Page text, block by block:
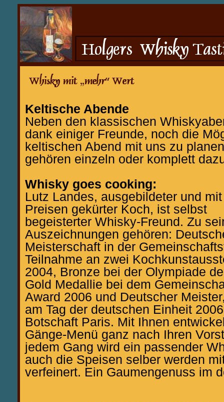
Keltische Abende
Neben den klassischen
dank einiger Freunde, noch die
keltischen Abend mit uns zu
gehören einzeln oder komplett
Whisky goes cooking:
Lutz Landes, ausgebildeter und mit
Preisen gekürter Koch, ist selbst
begeisterter Whisky-Freund. Zu
Auszeichnungen gehören:
Meisterschaft in der
Teilnahme an zwei
2004, Bronze bei der Olympiade
Gold Medallie bei dem
Award 2006 und Deutscher
am Tag der deutschen Einheit
Botschaft Paris. Mit Ihnen
Gänge-Menü ganz nach Ihren
jedem Gang wird ein passender
auch die Speisen selber werden
verfeinert. Ein Gaumengenuss im